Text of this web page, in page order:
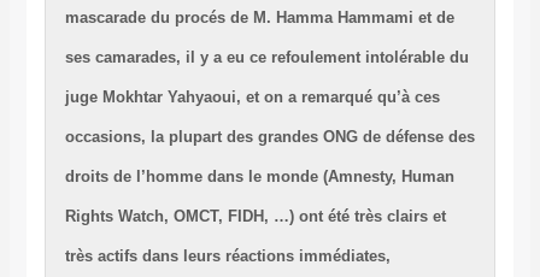
mascarade du procés de M. Hamma Hammami et de
ses camarades, il y a eu ce refoulement intolérable du
juge Mokhtar Yahyaoui, et on a remarqué qu’à ces
occasions, la plupart des grandes ONG de défense des
droits de l’homme dans le monde (Amnesty, Human
Rights Watch, OMCT, FIDH, …) ont été très clairs et
très actifs dans leurs réactions immédiates,